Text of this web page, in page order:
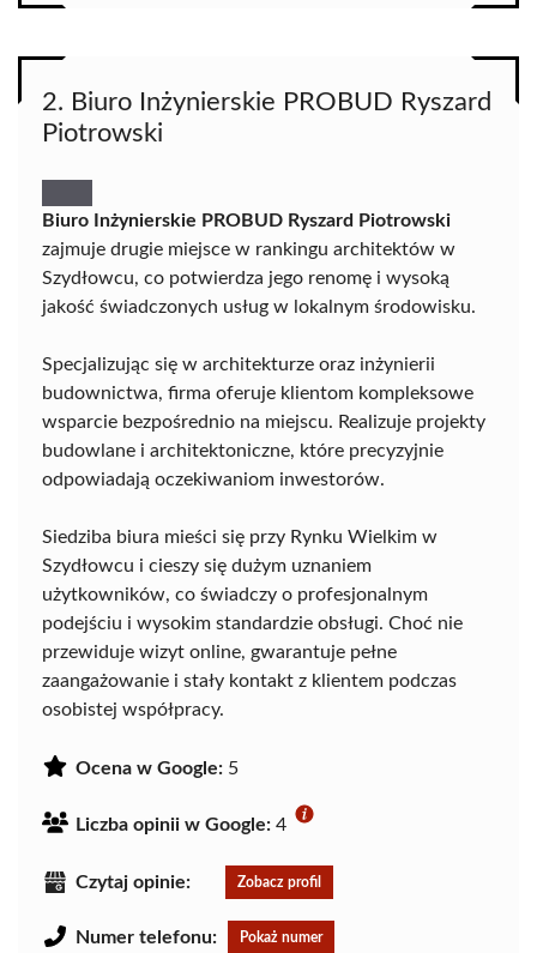
2. Biuro Inżynierskie PROBUD Ryszard
Piotrowski
Biuro Inżynierskie PROBUD Ryszard Piotrowski
zajmuje drugie miejsce w rankingu architektów w
Szydłowcu, co potwierdza jego renomę i wysoką
jakość świadczonych usług w lokalnym środowisku.
Specjalizując się w architekturze oraz inżynierii
budownictwa, firma oferuje klientom kompleksowe
wsparcie bezpośrednio na miejscu. Realizuje projekty
budowlane i architektoniczne, które precyzyjnie
odpowiadają oczekiwaniom inwestorów.
Siedziba biura mieści się przy Rynku Wielkim w
Szydłowcu i cieszy się dużym uznaniem
użytkowników, co świadczy o profesjonalnym
podejściu i wysokim standardzie obsługi. Choć nie
przewiduje wizyt online, gwarantuje pełne
zaangażowanie i stały kontakt z klientem podczas
osobistej współpracy.
Ocena w Google: 5
Liczba opinii w Google: 4
Czytaj opinie: Zobacz profil
Numer telefonu: Pokaż numer